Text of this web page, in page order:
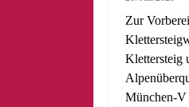
Zur
Klettersteig
München-V